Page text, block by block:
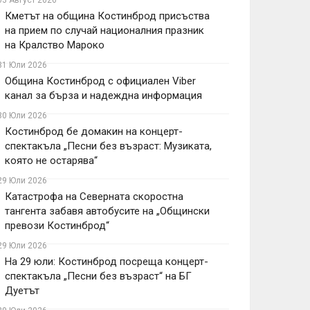
Кметът на община Костинброд присъства
на прием по случай националния празник
на Кралство Мароко
Юли 2026
Община Костинброд с официален Viber
канал за бърза и надеждна информация
Юли 2026
Костинброд бе домакин на концерт-
спектакъла „Песни без възраст: Музиката,
която не остарява“
Юли 2026
Катастрофа на Северната скоростна
тангента забавя автобусите на „Общински
превози Костинброд“
Юли 2026
На 29 юли: Костинброд посреща концерт-
спектакъла „Песни без възраст“ на БГ
Дуетът